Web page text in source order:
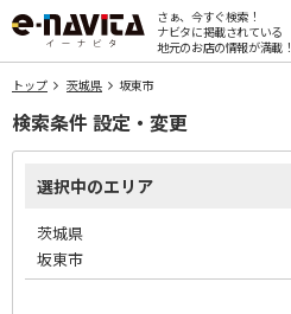
さぁ、今すぐ検索！
ナビタに掲載されている
地元のお店の情報が満載！
トップ 茨城県 坂東市
検索条件 設定・変更
選択中のエリア
茨城県
坂東市